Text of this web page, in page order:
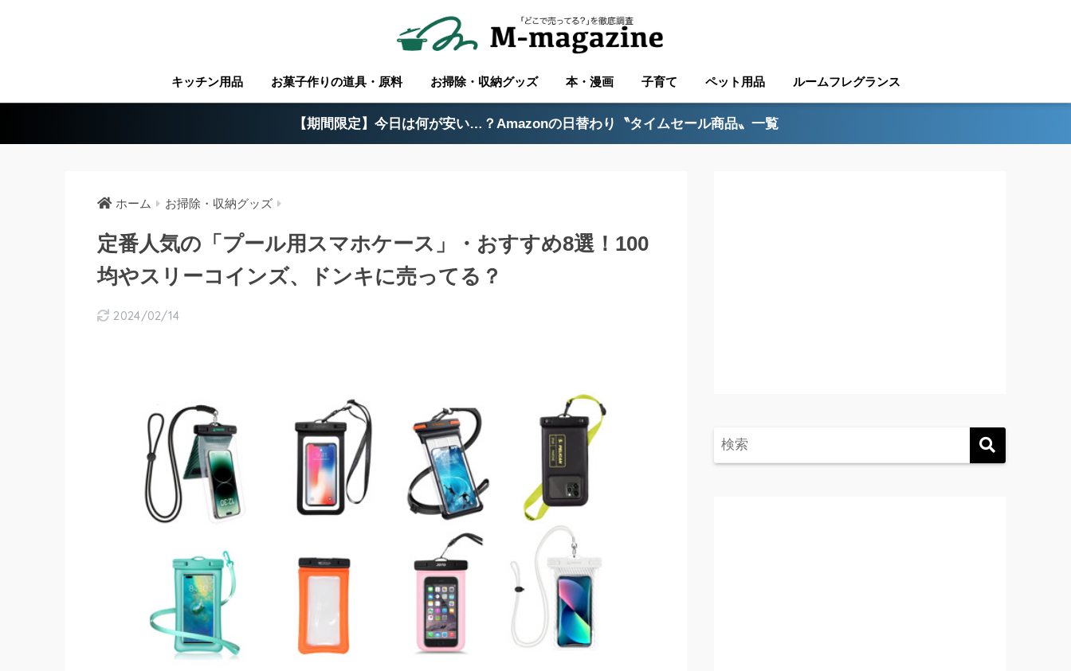
キッチン用品 お菓子作りの道具・原料 お掃除・収納グッズ 本・漫画 子育て ペット用品 ルームフレグランス
【期間限定】今日は何が安い…？Amazonの日替わり〝タイムセール商品〟一覧
ホーム お掃除・収納グッズ
定番人気の「プール用スマホケース」・おすすめ8選！100
均やスリーコインズ、ドンキに売ってる？
2024/02/14